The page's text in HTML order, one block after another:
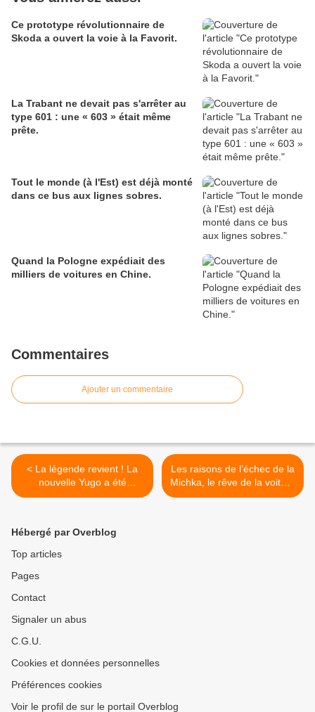
Ce prototype révolutionnaire de
Skoda a ouvert la voie à la Favorit.
La Trabant ne devait pas s'arrêter au
type 601 : une « 603 » était même
prête.
Tout le monde (à l'Est) est déjà monté
dans ce bus aux lignes sobres.
Quand la Pologne expédiait des
milliers de voitures en Chine.
Commentaires
Ajouter un commentaire
< La légende revient ! La
nouvelle Yugo a été
présentée à Munich.
Les raisons de l’échec de la
Michka, le rêve de la voiture
sans permis. >
Hébergé par Overblog
Top articles
Pages
Contact
Signaler un abus
C.G.U.
Cookies et données personnelles
Préférences cookies
Voir le profil de sur le portail Overblog